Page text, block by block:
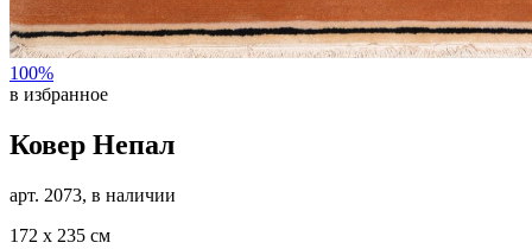
100%
в избранное
Ковер Непал
арт. 2073, в наличии
172 х 235 см